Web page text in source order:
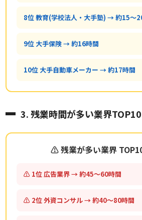
8位 教育(学校法人・大手塾) → 約15〜
9位 大手保険 → 約16時間
10位 大手自動車メーカー → 約17時間
3. 残業時間が多い業界TOP10
⚠ 残業が多い業界
⚠ 1位 広告業界 → 約45〜60時間
⚠ 2位 外資コンサル → 約40〜80時間